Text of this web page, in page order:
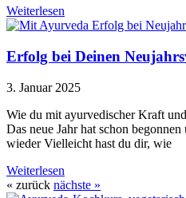
Weiterlesen
Erfolg bei Deinen
3. Januar 2025
Wie du mit ayurvedischer Kraft
Das neue Jahr hat schon
wieder Vielleicht hast du dir, wie
Weiterlesen
« zurück nächste »